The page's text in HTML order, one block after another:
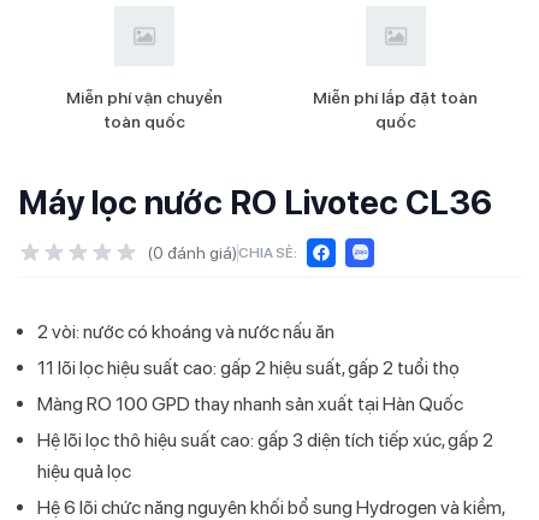
Miễn phí vận chuyển
toàn quốc
Miễn phí lắp đặt toàn
quốc
Máy lọc nước RO Livotec CL36
(0 đánh giá)CHIA SẺ:
2 vòi: nước có khoáng và nước nấu ăn
11 lõi lọc hiệu suất cao: gấp 2 hiệu suất, gấp 2 tuổi thọ
Màng RO 100 GPD thay nhanh sản xuất tại Hàn Quốc
Hệ lõi lọc thô hiệu suất cao: gấp 3 diện tích tiếp xúc, gấp 2
hiệu quả lọc
Hệ 6 lõi chức năng nguyên khối bổ sung Hydrogen và kiềm,